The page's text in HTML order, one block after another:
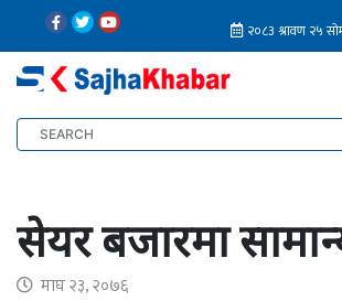
सेयर बजारमा
माघ २३, २०७६